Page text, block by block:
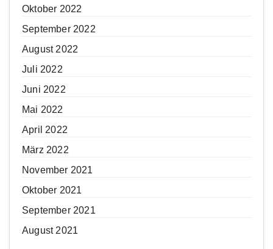
Oktober 2022
September 2022
August 2022
Juli 2022
Juni 2022
Mai 2022
April 2022
März 2022
November 2021
Oktober 2021
September 2021
August 2021